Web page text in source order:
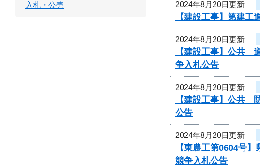
2024年8月20日更新
【建設工事】第建
2024年8月20日更新
【建設工事】公共
争入札公告
2024年8月20日更新
【建設工事】公共
公告
2024年8月20日更新
【東農工第0604号
競争入札公告
入札・公売